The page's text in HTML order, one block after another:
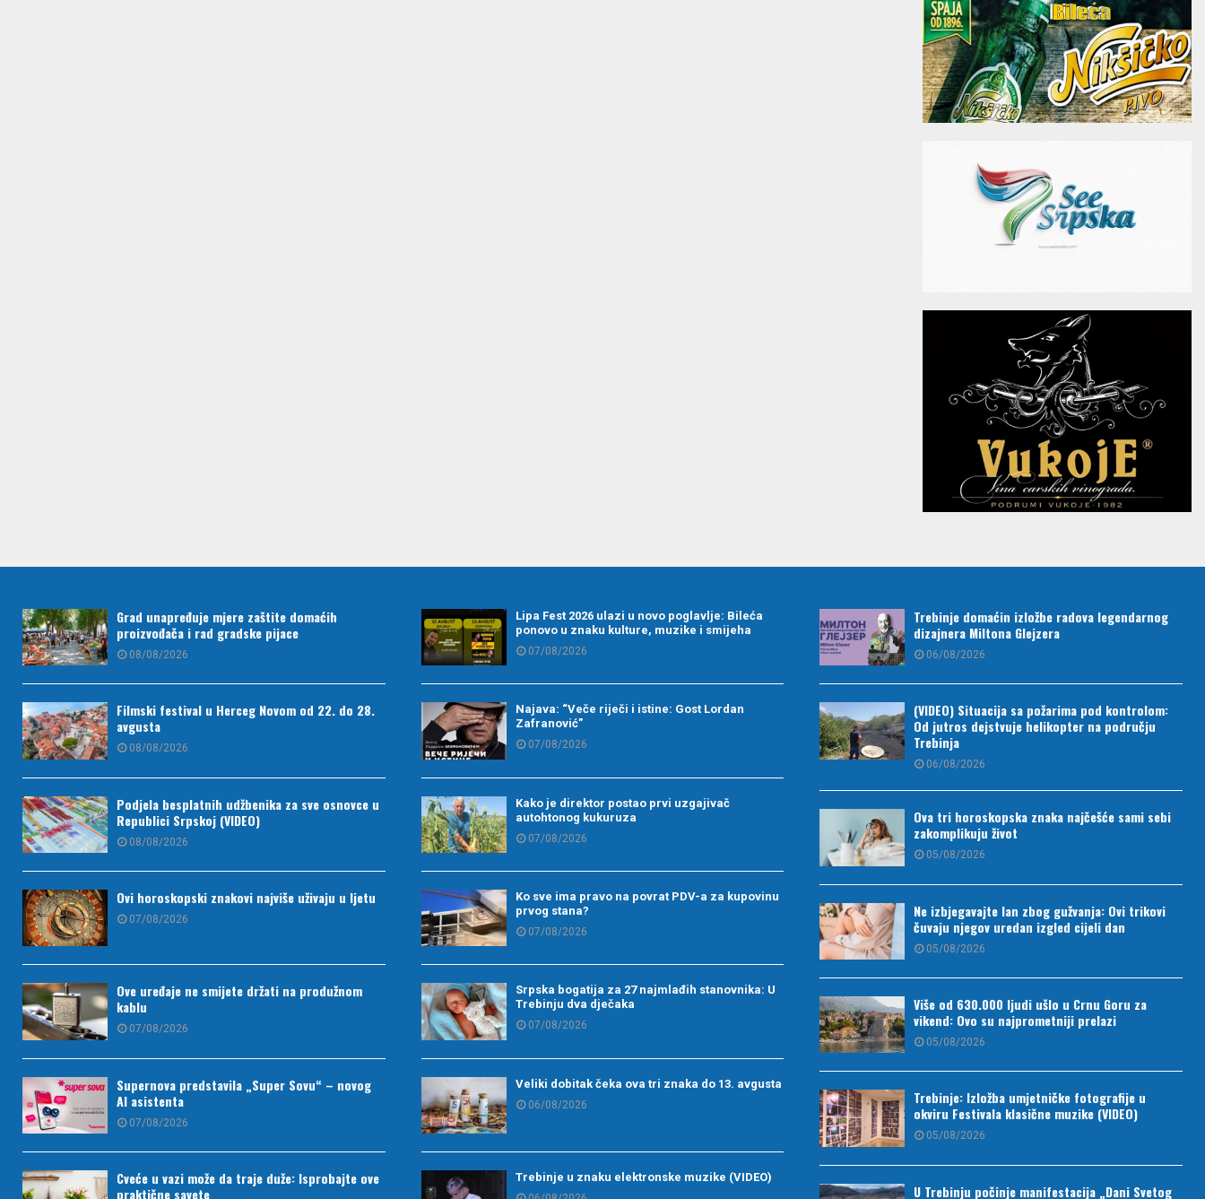
Grad unapređuje mjere zaštite domaćih
proizvođača i rad gradske pijace
08/08/2026
Filmski festival u Herceg Novom od 22. do 28.
avgusta
08/08/2026
Podjela besplatnih udžbenika za sve osnovce u
Republici Srpskoj (VIDEO)
08/08/2026
Ovi horoskopski znakovi najviše uživaju u ljetu
07/08/2026
Ove uređaje ne smijete držati na produžnom
kablu
07/08/2026
Supernova predstavila „Super Sovu“ – novog
AI asistenta
07/08/2026
Cveće u vazi može da traje duže: Isprobajte ove
praktične savete
Lipa Fest 2026 ulazi u novo poglavlje: Bileća
ponovo u znaku kulture, muzike i smijeha
07/08/2026
Najava: “Veče riječi i istine: Gost Lordan
Zafranović”
07/08/2026
Kako je direktor postao prvi uzgajivač
autohtonog kukuruza
07/08/2026
Ko sve ima pravo na povrat PDV-a za kupovinu
prvog stana?
07/08/2026
Srpska bogatija za 27 najmlađih stanovnika: U
Trebinju dva dječaka
07/08/2026
Veliki dobitak čeka ova tri znaka do 13. avgusta
06/08/2026
Trebinje u znaku elektronske muzike (VIDEO)
Trebinje domaćin izložbe radova legendarnog
dizajnera Miltona Glejzera
06/08/2026
(VIDEO) Situacija sa požarima pod kontrolom:
Od jutros dejstvuje helikopter na području
Trebinja
06/08/2026
Ova tri horoskopska znaka najčešće sami sebi
zakomplikuju život
05/08/2026
Ne izbjegavajte lan zbog gužvanja: Ovi trikovi
čuvaju njegov uredan izgled cijeli dan
05/08/2026
Više od 630.000 ljudi ušlo u Crnu Goru za
vikend: Ovo su najprometniji prelazi
05/08/2026
Trebinje: Izložba umjetničke fotografije u
okviru Festivala klasične muzike (VIDEO)
05/08/2026
U Trebinju počinje manifestacija „Dani Svetog